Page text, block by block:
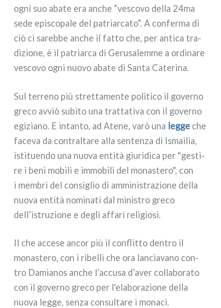
ogni suo aba­te era anche “vesco­vo del­la 24ma
sede epi­sco­pa­le del patriar­ca­to”. A con­fer­ma di
ciò ci sareb­be anche il fat­to che, per anti­ca tra­
di­zio­ne, è il patriar­ca di Gerusalemme a ordi­na­re
vesco­vo ogni nuo­vo aba­te di Santa Caterina.
Sul ter­re­no più stret­ta­men­te poli­ti­co il gover­no
gre­co avviò subi­to una trat­ta­ti­va con il gover­no
egi­zia­no. E intan­to, ad Atene, varò una leg­ge che
face­va da con­tral­ta­re alla sen­ten­za di Ismailia,
isti­tuen­do una nuo­va enti­tà giu­ri­di­ca per "gesti­
re i beni mobi­li e immo­bi­li del mona­ste­ro", con
i mem­bri del con­si­glio di ammi­ni­stra­zio­ne del­la
nuo­va enti­tà nomi­na­ti dal mini­stro gre­co
dell’istruzione e degli affa­ri reli­gio­si.
Il che acce­se ancor più il con­flit­to den­tro il
mona­ste­ro, con i ribel­li che ora lan­cia­va­no con­
tro Damianos anche l’accusa d’aver col­la­bo­ra­to
con il gover­no gre­co per l'elaborazione del­la
nuo­va leg­ge, sen­za con­sul­ta­re i mona­ci.